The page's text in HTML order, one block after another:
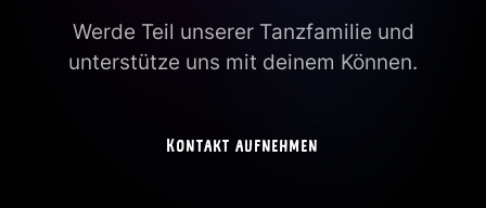
Werde Teil unserer Tanzfamilie und
unterstütze uns mit deinem Können.
Kontakt aufnehmen